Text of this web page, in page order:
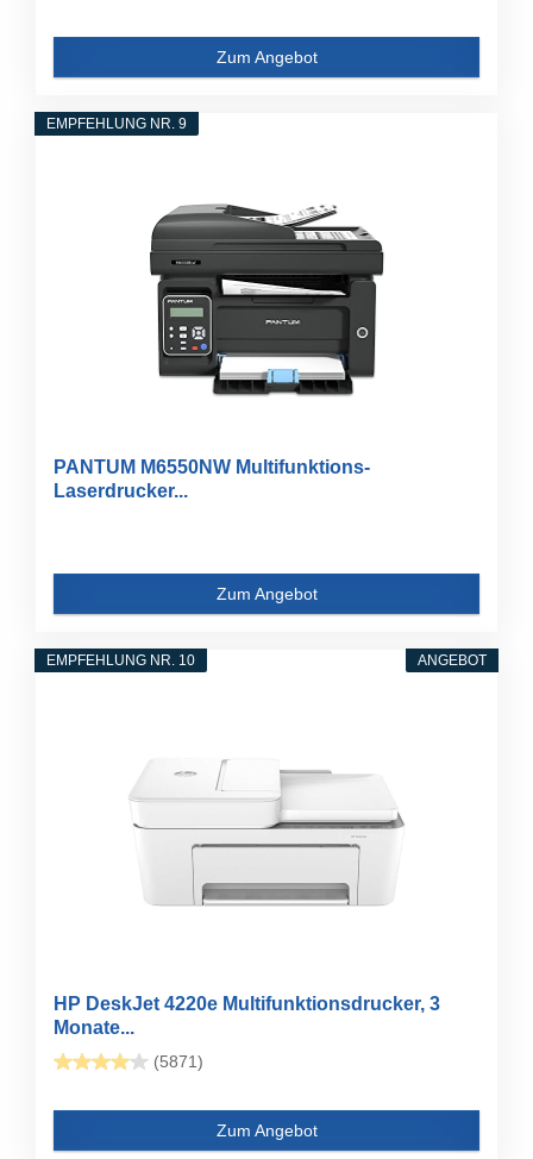
Zum Angebot
EMPFEHLUNG NR. 9
PANTUM M6550NW Multifunktions-
Laserdrucker...
Zum Angebot
ANGEBOT
EMPFEHLUNG NR. 10
HP DeskJet 4220e Multifunktionsdrucker, 3
Monate...
(5871)
Zum Angebot